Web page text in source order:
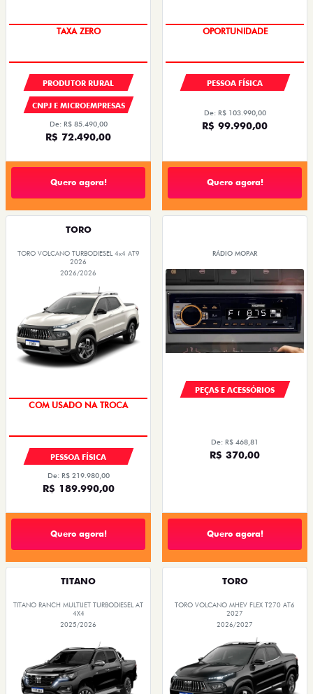
TAXA ZERO
PRODUTOR RURAL
CNPJ E MICROEMPRESAS
De: R$ 85.490,00
R$ 72.490,00
Quero agora!
OPORTUNIDADE
PESSOA FÍSICA
De: R$ 103.990,00
R$ 99.990,00
Quero agora!
TORO
TORO VOLCANO TURBODIESEL 4x4 AT9
2026
2026/2026
COM USADO NA TROCA
PESSOA FÍSICA
De: R$ 219.980,00
R$ 189.990,00
Quero agora!
RÁDIO MOPAR
PEÇAS E ACESSÓRIOS
De: R$ 468,81
R$ 370,00
Quero agora!
TITANO
TITANO RANCH MULTIJET TURBODIESEL AT
4X4
2025/2026
TORO
TORO VOLCANO MHEV FLEX T270 AT6
2027
2026/2027